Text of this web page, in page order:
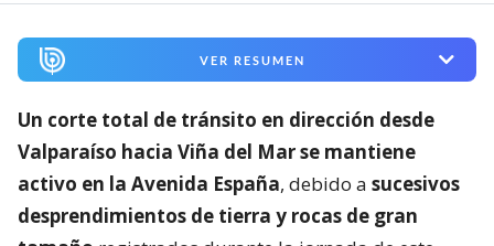
VER RESUMEN
Un corte total de tránsito en dirección desde
Valparaíso hacia Viña del Mar se mantiene
activo en la Avenida España, debido a sucesivos
desprendimientos de tierra y rocas de gran